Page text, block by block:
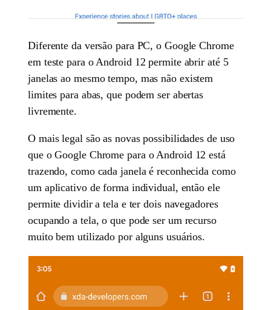
Diferente da versão para PC, o Google Chrome
em teste para o Android 12 permite abrir até 5
janelas ao mesmo tempo, mas não existem
limites para abas, que podem ser abertas
livremente.
O mais legal são as novas possibilidades de uso
que o Google Chrome para o Android 12 está
trazendo, como cada janela é reconhecida como
um aplicativo de forma individual, então ele
permite dividir a tela e ter dois navegadores
ocupando a tela, o que pode ser um recurso
muito bem utilizado por alguns usuários.